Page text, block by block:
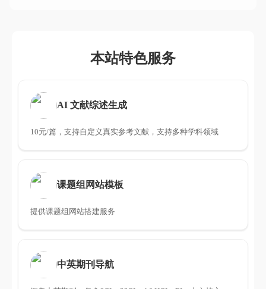
本站特色服务
AI 文献综述生成
10元/篇，支持自定义真实参考文献，支持多种学科领域
课题组网站模板
提供课题组网站搭建服务
中英期刊导航